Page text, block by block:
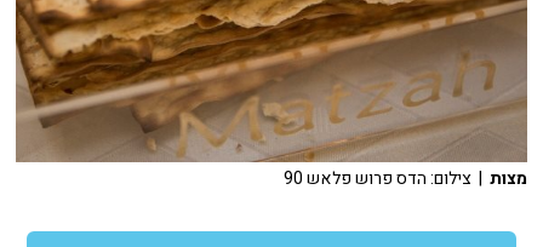
מצות | צילום: הדס פרוש פלאש 90